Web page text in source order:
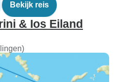
Bekijk reis
& Ios Eiland